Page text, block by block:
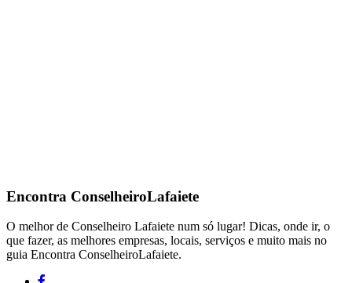
Encontra ConselheiroLafaiete
O melhor de Conselheiro Lafaiete num só lugar! Dicas, onde ir, o
que fazer, as melhores empresas, locais, serviços e muito mais no
guia Encontra ConselheiroLafaiete.